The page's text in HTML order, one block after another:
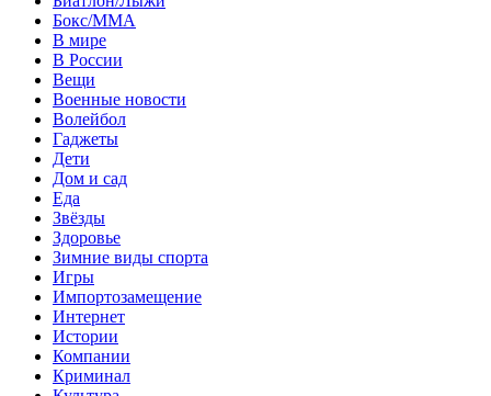
Бокс/MMA
В мире
В России
Вещи
Военные новости
Волейбол
Гаджеты
Дети
Дом и сад
Еда
Звёзды
Здоровье
Зимние виды спорта
Игры
Импортозамещение
Интернет
Истории
Компании
Криминал